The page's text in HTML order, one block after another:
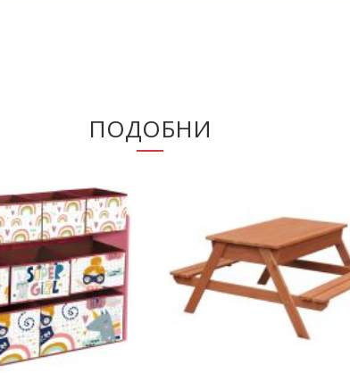
ПОДОБНИ